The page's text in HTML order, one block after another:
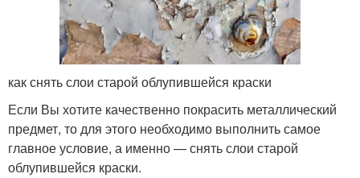
как снять слои старой облупившейся краски
Если Вы хотите качественно покрасить металлический
предмет, то для этого необходимо выполнить самое
главное условие, а именно — снять слои старой
облупившейся краски.